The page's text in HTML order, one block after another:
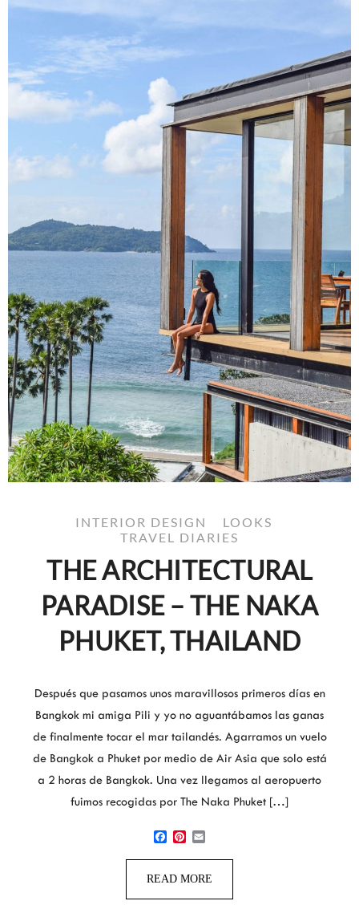
INTERIOR DESIGN
LOOKS
TRAVEL DIARIES
THE ARCHITECTURAL
PARADISE – THE NAKA
PHUKET, THAILAND
Después que pasamos unos maravillosos primeros días en
Bangkok mi amiga Pili y yo no aguantábamos las ganas
de finalmente tocar el mar tailandés. Agarramos un vuelo
de Bangkok a Phuket por medio de Air Asia que solo está
a 2 horas de Bangkok. Una vez llegamos al aeropuerto
fuimos recogidas por The Naka Phuket […]
READ MORE